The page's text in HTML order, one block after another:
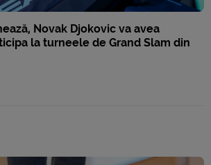
Novak Djokovic va avea
la turneele de Grand Slam din